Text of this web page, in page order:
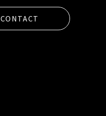
CONTACT